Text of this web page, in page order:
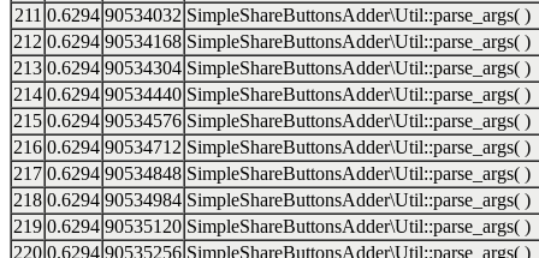
211 0.6294 90534032 SimpleShareButtonsAdder\Util::parse_args( )
212 0.6294 90534168 SimpleShareButtonsAdder\Util::parse_args( )
213 0.6294 90534304 SimpleShareButtonsAdder\Util::parse_args( )
214 0.6294 90534440 SimpleShareButtonsAdder\Util::parse_args( )
215 0.6294 90534576 SimpleShareButtonsAdder\Util::parse_args( )
216 0.6294 90534712 SimpleShareButtonsAdder\Util::parse_args( )
217 0.6294 90534848 SimpleShareButtonsAdder\Util::parse_args( )
218 0.6294 90534984 SimpleShareButtonsAdder\Util::parse_args( )
219 0.6294 90535120 SimpleShareButtonsAdder\Util::parse_args( )
220 0.6294 90535256 SimpleShareButtonsAdder\Util::parse_args( )